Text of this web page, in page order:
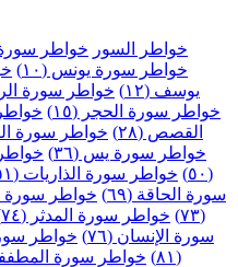
خواطر السور خواطر سورة
خواطر سورة يونس (١٠)
يوسف (١٢)
خواطر سورة
خواطر سورة الحجر (١٥)
القصص (٢٨)
خواطر سورة
خواطر سورة يس (٣٦)
خواطر
(٥٠)
خواطر سورة الذاريات (٥١)
سورة الحاقة (٦٩)
خواطر سورة
(٧٣)
خواطر سورة المدثر (٧٤)
سورة الإنسان (٧٦)
خواطر
(٨١)
خواطر سورة